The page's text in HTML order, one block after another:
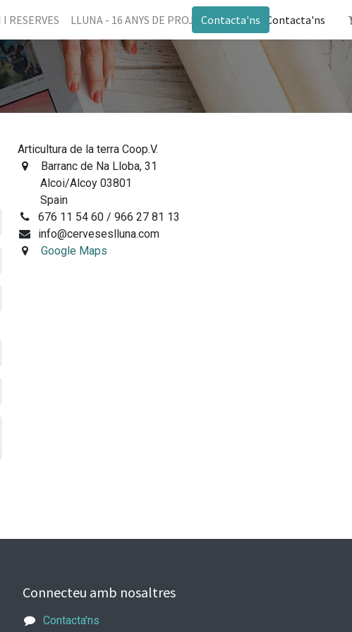
RESERVES LLUNA - 16 ANYS DE PROJECTE Blog Contacta'ns
Contacta'ns
Articultura de la terra Coop.V.
Barranc de Na Lloba, 31
Alcoi/Alcoy 03801
Spain
676 11 54 60 / 966 27 81 13
info@cerveseslluna.com
Google Maps
Connecteu amb nosaltres
Contacta'ns